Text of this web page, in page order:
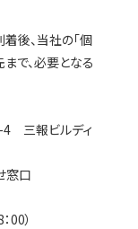
後、当社の「個
で、必要となる
三報ビルディ
窓口
00）